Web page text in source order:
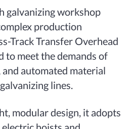
galvanizing workshop
production
Track Transfer Overhead
to meet the demands of
automated material
lines.
modular design, it adopts